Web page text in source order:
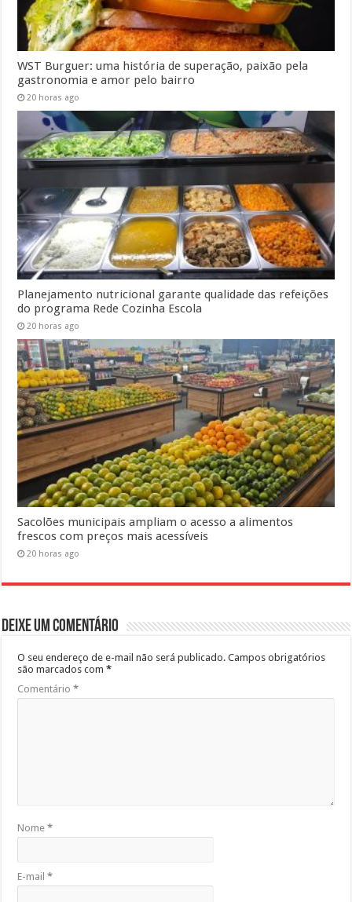
WST Burguer: uma história de superação, paixão pela
gastronomia e amor pelo bairro
20 horas ago
Planejamento nutricional garante qualidade das refeições
do programa Rede Cozinha Escola
20 horas ago
Sacolões municipais ampliam o acesso a alimentos
frescos com preços mais acessíveis
20 horas ago
Deixe um comentário
O seu endereço de e-mail não será publicado. Campos obrigatórios
são marcados com*
Comentário*
Nome*
E-mail*